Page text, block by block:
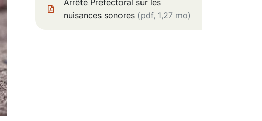
Arrêté Préfectoral sur les
nuisances sonores (pdf, 1,27 mo)